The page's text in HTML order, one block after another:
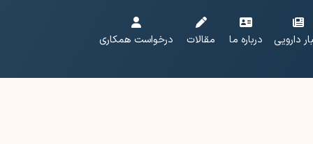
دارویی درباره ما مقالات درخواست همکاری